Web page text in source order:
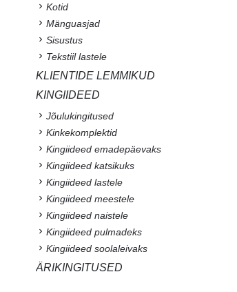
Kotid
Mänguasjad
Sisustus
Tekstiil lastele
KLIENTIDE LEMMIKUD
KINGIIDEED
Jõulukingitused
Kinkekomplektid
Kingiideed emadepäevaks
Kingiideed katsikuks
Kingiideed lastele
Kingiideed meestele
Kingiideed naistele
Kingiideed pulmadeks
Kingiideed soolaleivaks
ÄRIKINGITUSED